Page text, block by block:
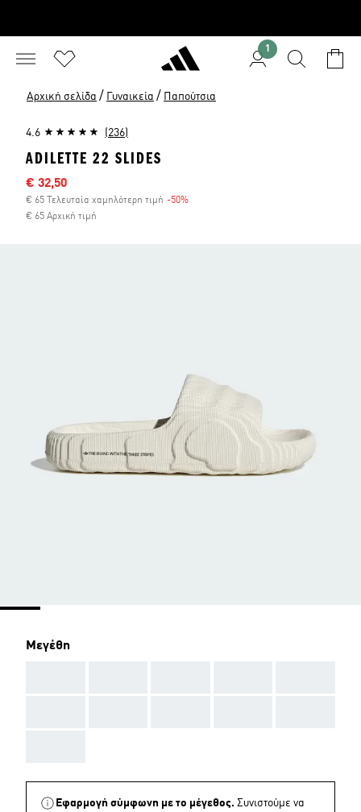
1
Αρχική σελίδα / Γυναικεία / Παπούτσια
4.6 (236)
ADILETTE 22 SLIDES
Τιμή έκπτωσης
€ 32,50
€ 65 Τελευταία χαμηλότερη τιμή -50%
€ 65 Αρχική τιμή
Μεγέθη
Εφαρμογή σύμφωνη με το μέγεθος. Συνιστούμε να